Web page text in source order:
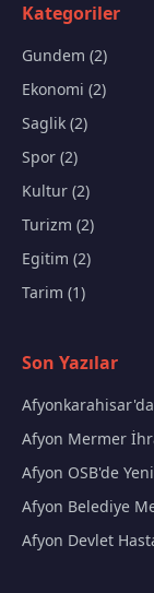
Kategoriler
Gundem (2)
Ekonomi (2)
Saglik (2)
Spor (2)
Kultur (2)
Turizm (2)
Egitim (2)
Tarim (1)
Son Yazılar
Afyon Mermer
Afyon OSB'de
Afyon Belediye
Afyon Devlet